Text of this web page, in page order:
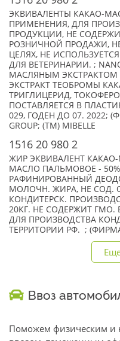
ЭКВИВАЛЕНТЫ КАКАО-
ПРИМЕНЕНИЯ, ДЛЯ
ПРОДУКЦИИ, НЕ
РОЗНИЧНОЙ ПРОДАЖИ,
ЦЕЛЯХ, НЕ
ДЛЯ ВЕТЕРИНАРИИ. ;
МАСЛЯНЫМ ЭКСТРАКТОМ
ЭКСТРАКТ ТЕОБРОМЫ
ТРИГЛИЦЕРИД,
ПОСТАВЛЯЕТСЯ В
029, ГОДЕН ДО 07. 2022;
GROUP; (TM) MIBELLE
1516 20 980 2
ЖИР ЭКВИВАЛЕНТ КАКАО-
МАСЛО ПАЛЬМОВОЕ -
РАФИНИРОВАННЫЙ
МОЛОЧН. ЖИРА, НЕ СОД.
КОНДИТЕРСК.
20КГ. НЕ СОДЕРЖИТ ГМО.
ДЛЯ ПРОИЗВОДСТВА
ТЕРРИТОРИИ РФ. ;
Ввоз
Поможем физическим и